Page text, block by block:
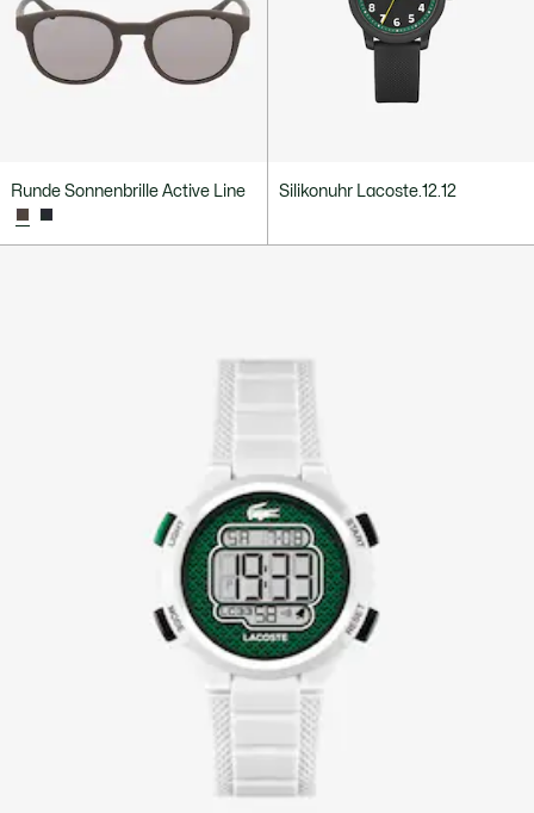
Runde Sonnenbrille Active Line Silikonuhr Lacoste.12.12